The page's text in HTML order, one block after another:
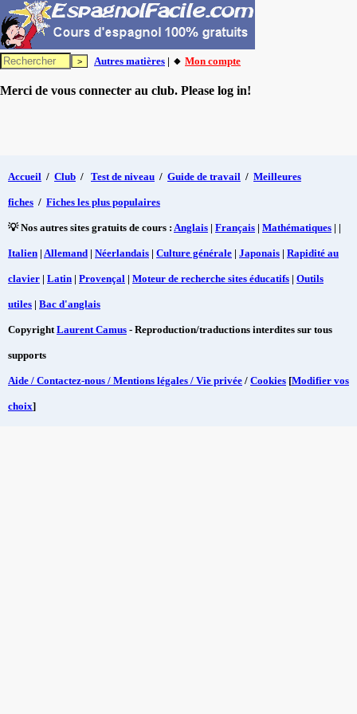
Autres matières | 🔸 Mon compte
Merci de vous connecter au club. Please log in!
Accueil / Club / Test de niveau / Guide de travail / Meilleures
fiches / Fiches les plus populaires
💡 Nos autres sites gratuits de cours : Anglais | Français | Mathématiques | |
Italien | Allemand | Néerlandais | Culture générale | Japonais | Rapidité au
clavier | Latin | Provençal | Moteur de recherche sites éducatifs | Outils
utiles | Bac d'anglais
CopyrightLaurent Camus - Reproduction/traductions interdites sur tous
supports
Aide / Contactez-nous / Mentions légales / Vie privée / Cookies [Modifier vos
choix]